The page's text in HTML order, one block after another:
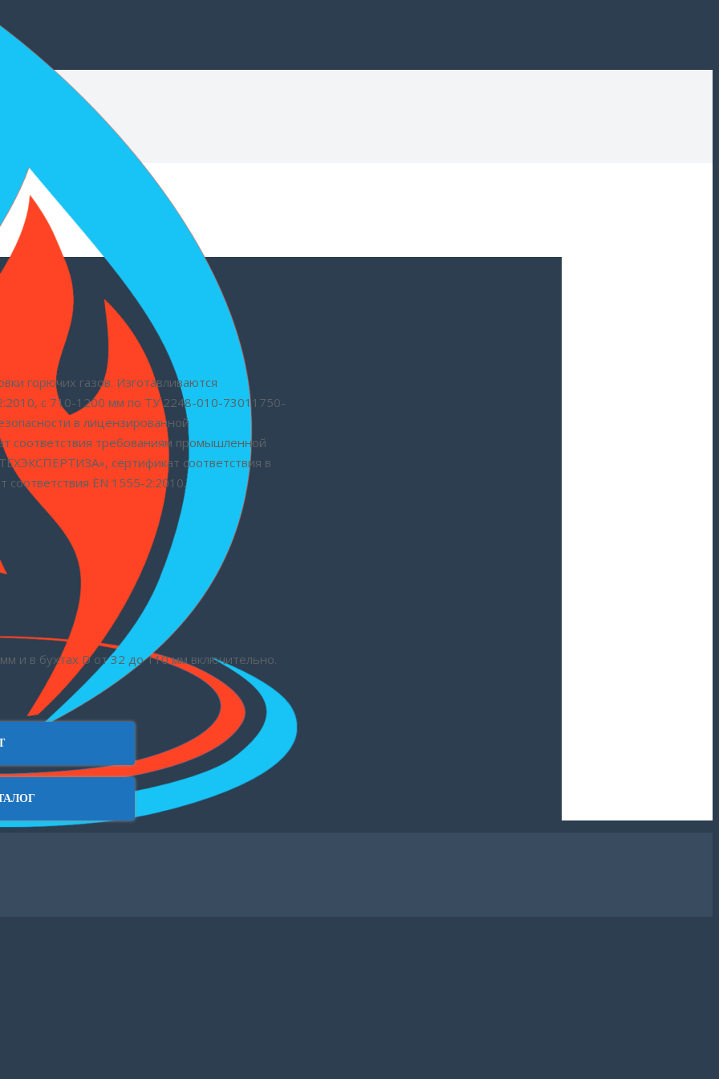
горючих газов. Изготавливаются
с 710-1200 мм по ТУ 2248-010-73011750-
в лицензированной
соответствия требованиям промышленной
сертификат соответствия в
EN 1555-2:2010.
и в бухтах D от 32 до 110 мм включительно.